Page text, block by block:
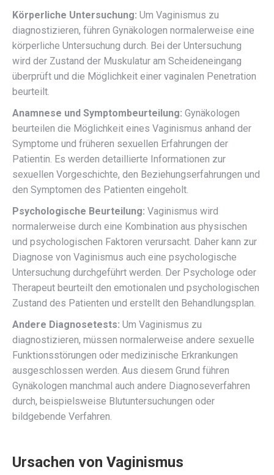
Körperliche Untersuchung: Um Vaginismus zu
diagnostizieren, führen Gynäkologen normalerweise eine
körperliche Untersuchung durch. Bei der Untersuchung
wird der Zustand der Muskulatur am Scheideneingang
überprüft und die Möglichkeit einer vaginalen Penetration
beurteilt.
Anamnese und Symptombeurteilung: Gynäkologen
beurteilen die Möglichkeit eines Vaginismus anhand der
Symptome und früheren sexuellen Erfahrungen der
Patientin. Es werden detaillierte Informationen zur
sexuellen Vorgeschichte, den Beziehungserfahrungen und
den Symptomen des Patienten eingeholt.
Psychologische Beurteilung: Vaginismus wird
normalerweise durch eine Kombination aus physischen
und psychologischen Faktoren verursacht. Daher kann zur
Diagnose von Vaginismus auch eine psychologische
Untersuchung durchgeführt werden. Der Psychologe oder
Therapeut beurteilt den emotionalen und psychologischen
Zustand des Patienten und erstellt den Behandlungsplan.
Andere Diagnosetests: Um Vaginismus zu
diagnostizieren, müssen normalerweise andere sexuelle
Funktionsstörungen oder medizinische Erkrankungen
ausgeschlossen werden. Aus diesem Grund führen
Gynäkologen manchmal auch andere Diagnoseverfahren
durch, beispielsweise Blutuntersuchungen oder
bildgebende Verfahren.
Ursachen von Vaginismus